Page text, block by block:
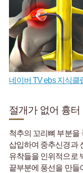
네이버 TV ebs 지식클
절개가 없어 흉
척추의 꼬리뼈 부분을
삽입하여 중추신경과
유착들을 인위적으로
끝부분에 풍선을 만들